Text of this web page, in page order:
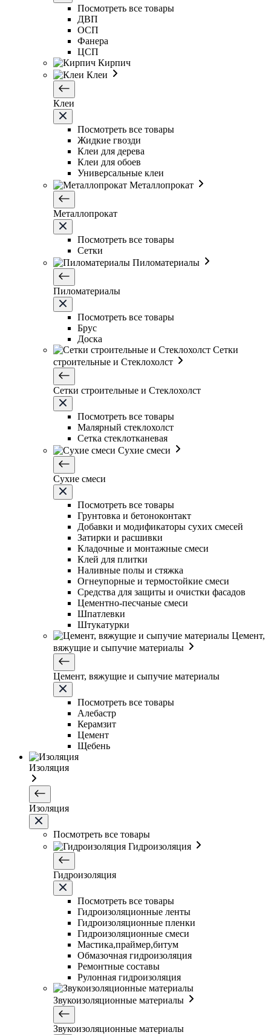
Посмотреть все товары
ДВП
ОСП
Фанера
ЦСП
Кирпич
Клеи
Клеи
Посмотреть все товары
Жидкие гвозди
Клеи для дерева
Клеи для обоев
Универсальные клеи
Металлопрокат
Металлопрокат
Посмотреть все товары
Сетки
Пиломатериалы
Пиломатериалы
Посмотреть все товары
Брус
Доска
Сетки
строительные и Стеклохолст
Сетки строительные и Стеклохолст
Посмотреть все товары
Малярный стеклохолст
Сетка стеклотканевая
Сухие смеси
Сухие смеси
Посмотреть все товары
Грунтовка и бетоноконтакт
Добавки и модификаторы сухих смесей
Затирки и расшивки
Кладочные и монтажные смеси
Клей для плитки
Наливные полы и стяжка
Огнеупорные и термостойкие смеси
Средства для защиты и очистки фасадов
Цементно-песчаные смеси
Шпатлевки
Штукатурки
Цемент,
вяжущие и сыпучие материалы
Цемент, вяжущие и сыпучие материалы
Посмотреть все товары
Алебастр
Керамзит
Цемент
Щебень
Изоляция
Изоляция
Посмотреть все товары
Гидроизоляция
Гидроизоляция
Посмотреть все товары
Гидроизоляционные ленты
Гидроизоляционные пленки
Гидроизоляционные смеси
Мастика,праймер,битум
Обмазочная гидроизоляция
Ремонтные составы
Рулонная гидроизоляция
Звукоизоляционные материалы
Звукоизоляционные материалы